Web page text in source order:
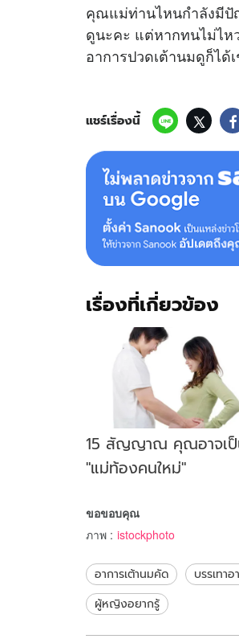
คุณแม่ท่านไหนกำลังมีปั
ดูนะคะ แต่หากทนไม่ไห
อาการปวดเต้านมดูก็ได้
แชร์เรื่องนี้
เรื่องที่เกี่ยวข้อง
15 สัญญาณ คุณอาจเ
"แม่ท้องคนใหม่"
ขอขอบคุณ
ภาพ : istockphoto
อาการเต้านมคัด บรรเทา
ผู้หญิงอยากรู้